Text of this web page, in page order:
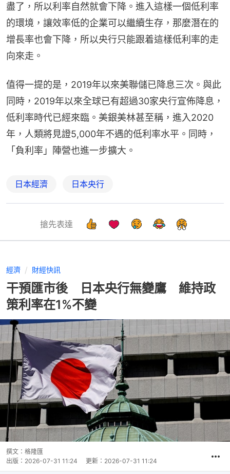
盡了，所以利率自然就會下降。進入這樣一個低利率
的環境，讓效率低的企業可以繼續生存，那麼潛在的
增長率也會下降，所以央行只能跟着這樣低利率的走
向來走。
值得一提的是，2019年以來美聯儲已降息三次。與此
同時，2019年以來全球已有超過30家央行宣佈降息，
低利率時代已經來臨。美銀美林甚至稱，進入2020
年，人類將見證5,000年不遇的低利率水平。同時，
「負利率」陣營也進一步擴大。
日本經濟 日本央行
搶先表達
經濟 財經快訊
干預匯市後 日本央行無變鷹 維持政
策利率在1%不變
撰文： 格隆匯
出版： 2026-07-31 11:24 更新： 2026-07-31 11:24